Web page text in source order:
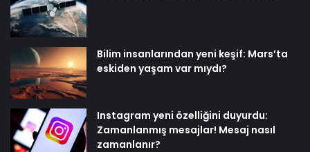
Bilim insanlarından yeni keşif: Mars’ta
eskiden yaşam var mıydı?
Instagram yeni özelliğini duyurdu:
Zamanlanmış mesajlar! Mesaj nasıl
zamanlanır?